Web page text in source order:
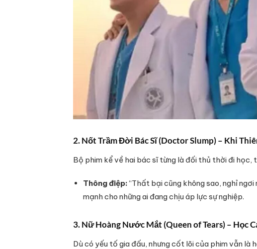
2. Nốt Trầm Đời Bác Sĩ (Doctor Slump) – Khi
Bộ phim kể về hai bác sĩ từng là đối thủ thời đi học,
Thông điệp:“Thất bại cũng không sao, nghỉ
mạnh cho những ai đang chịu áp lực sự nghiệp.
3. Nữ Hoàng Nước Mắt (Queen of Tears) – Học
Dù có yếu tố gia đấu, nhưng cốt lõi của phim vẫn là